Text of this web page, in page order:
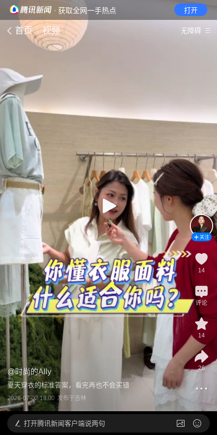
· 获取全网一手热点 打开
首页 视频 无障碍
@时尚的Ally
夏天穿衣的标准答案，看完再也不会买错
2026-07-02 18:00 发布于吉林
关注
14
评论
14
26
打开腾讯新闻客户端说两句